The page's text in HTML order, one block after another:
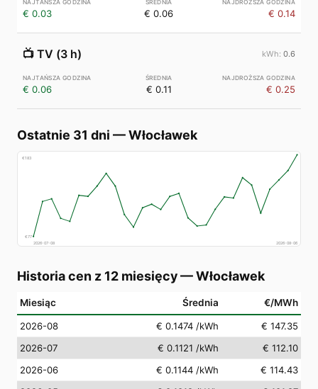
€ 0.03 € 0.06 € 0.14
📺 TV (3 h) 0.6
€ 0.06 € 0.11 € 0.25
Ostatnie 31 dni —Włocławek
€183
€77
2026-07-08
2026-08-06
Historia cen z 12 miesięcy—Włocławek
Miesiąc Średnia €/MWh
2026-08 € 0.1474 /kWh
€ 147.35
2026-07
€ 0.1121 /kWh
€ 112.10
2026-06
€ 0.1144 /kWh
€ 114.43